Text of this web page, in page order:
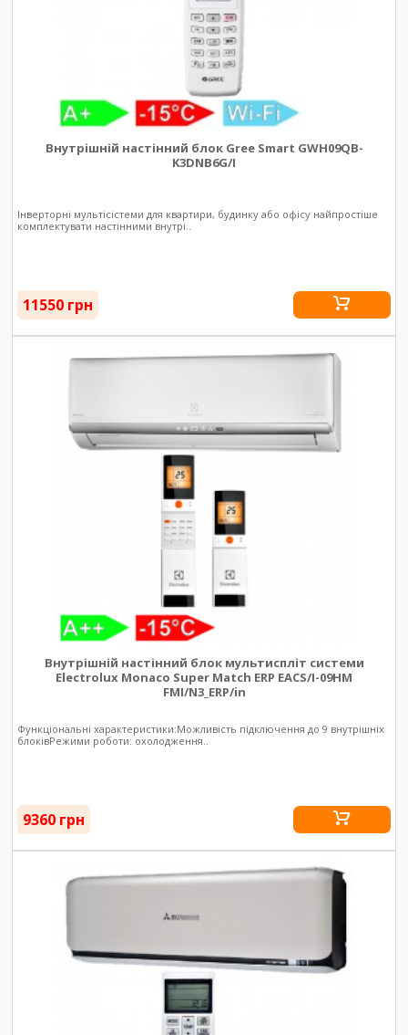
Внутрішній настінний блок Gree Smart GWH09QB-
K3DNB6G/I
Інверторні мультісістеми для квартири, будинку або офісу найпростіше
комплектувати настінними внутрі..
11550 грн
Внутрішній настінний блок мультиспліт системи
Electrolux Monaco Super Match ERP EACS/I-09HM
FMI/N3_ERP/in
Функціональні характеристики:Можливість підключення до 9 внутрішніх
блоківРежими роботи: охолодження..
9360 грн